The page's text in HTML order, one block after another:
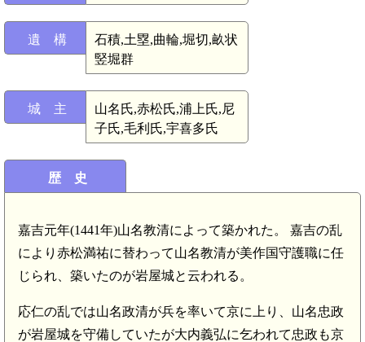
遺 構
石積,土塁,曲輪,堀切,畝状
竪堀群
城 主
山名氏,赤松氏,浦上氏,尼
子氏,毛利氏,宇喜多氏
歴 史
嘉吉元年(1441年)山名教清によって築かれた。 嘉吉の乱
により赤松満祐に替わって山名教清が美作国守護職に任
じられ、築いたのが岩屋城と云われる。
応仁の乱では山名政清が兵を率いて京に上り、山名忠政
が岩屋城を守備していたが大内義弘に乞われて忠政も京